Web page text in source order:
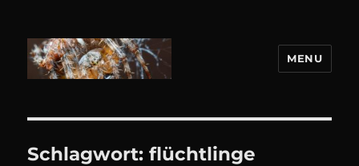
MENU
Schlagwort:flüchtlinge